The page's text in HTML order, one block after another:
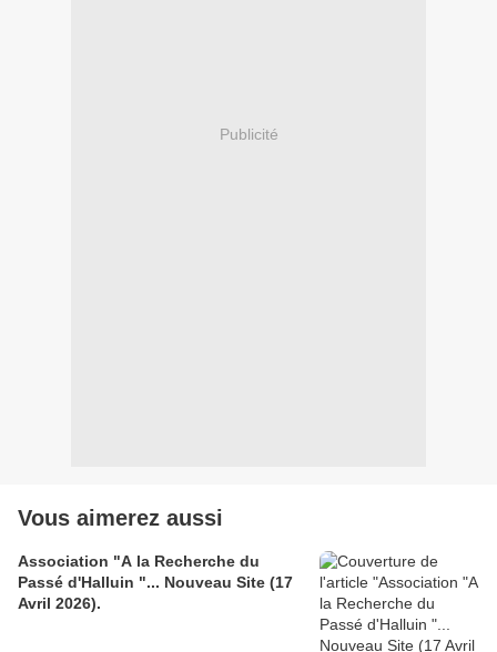
Publicité
Vous aimerez aussi
Association "A la Recherche du
Passé d'Halluin "... Nouveau Site (17
Avril 2026).